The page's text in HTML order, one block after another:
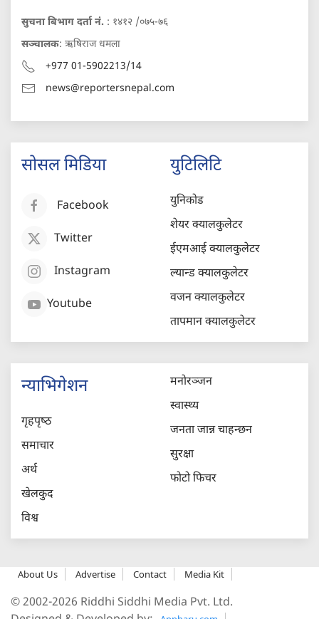
सुचना बिभाग दर्ता नं. : १४१२ /०७५-७६
सञ्चालक: ऋषिराज धमला
+977 01-5902213/14
news@reportersnepal.com
सोसल मिडिया
Facebook
Twitter
Instagram
Youtube
युटिलिटि
युनिकोड
शेयर क्यालकुलेटर
ईएमआई क्यालकुलेटर
ल्यान्ड क्यालकुलेटर
वजन क्यालकुलेटर
तापमान क्यालकुलेटर
न्याभिगेशन
गृहपृष्‍ठ
समाचार
अर्थ
खेलकुद
विश्व
मनोरञ्जन
स्वास्थ्य
जनता जान्न चाहन्छन
सुरक्षा
फोटो फिचर
About Us Advertise Contact Media Kit
© 2002-2026 Riddhi Siddhi Media Pvt. Ltd.